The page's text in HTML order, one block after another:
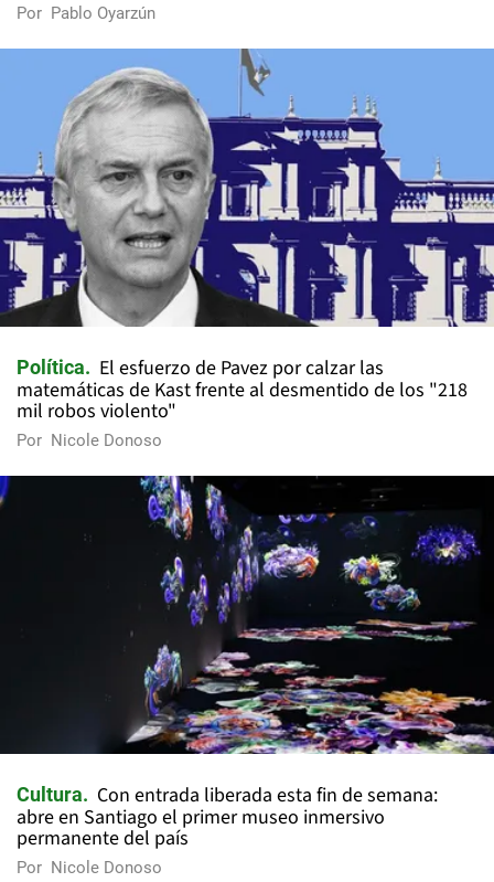
Por Pablo Oyarzún
Política
El esfuerzo de Pavez por calzar las
matemáticas de Kast frente al desmentido de los "218
mil robos violento"
Por Nicole Donoso
Cultura
Con entrada liberada esta fin de semana:
abre en Santiago el primer museo inmersivo
permanente del país
Por Nicole Donoso